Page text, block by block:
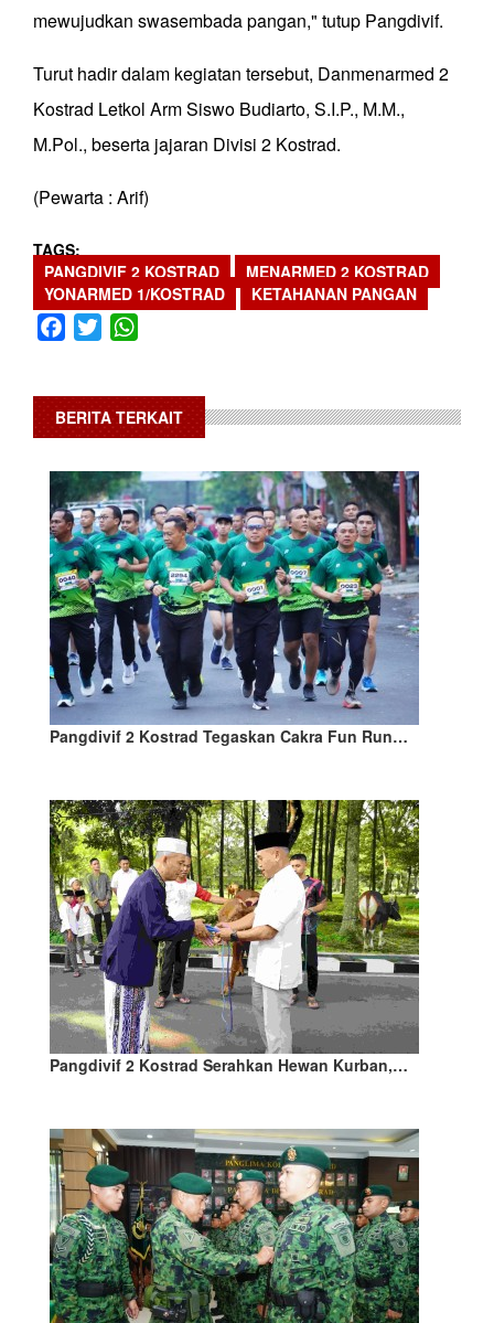
mewujudkan swasembada pangan," tutup Pangdivif.
Turut hadir dalam kegiatan tersebut, Danmenarmed 2
Kostrad Letkol Arm Siswo Budiarto, S.I.P., M.M.,
M.Pol., beserta jajaran Divisi 2 Kostrad.
(Pewarta : Arif)
TAGS
PANGDIVIF 2 KOSTRAD
MENARMED 2 KOSTRAD
YONARMED 1/KOSTRAD
KETAHANAN PANGAN
Facebook
Twitter
BERITA TERKAIT
Pangdivif 2 Kostrad Tegaskan Cakra Fun Run…
Pangdivif 2 Kostrad Serahkan Hewan Kurban,…